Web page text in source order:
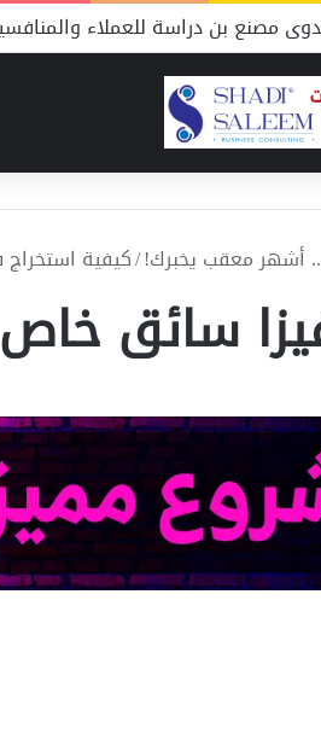
مصنع بن دراسة للعملاء
أشهر معقب يخبرك!/كيفية
سائق خاص